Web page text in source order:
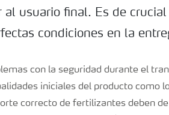
al usuario final. Es de
condiciones en la
con la seguridad durante el
iniciales del producto como
correcto de fertilizantes deben